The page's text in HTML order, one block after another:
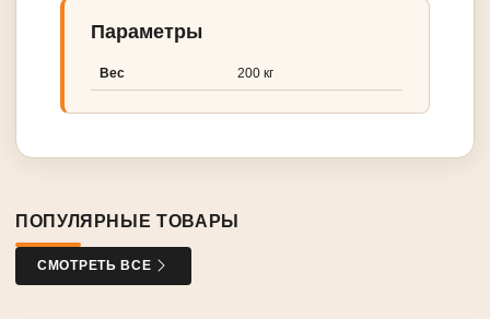
Параметры
Вес 200 кг
ПОПУЛЯРНЫЕ ТОВАРЫ
СМОТРЕТЬ ВСЕ